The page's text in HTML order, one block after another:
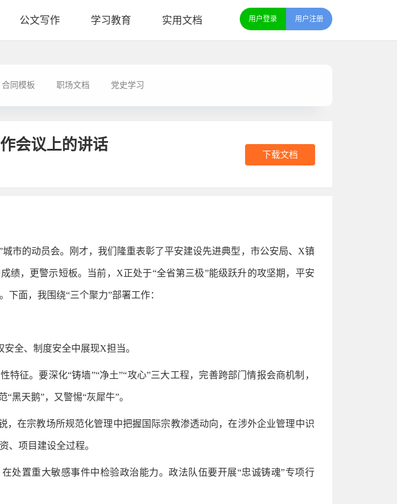
公文写作 学习教育 实用文档 用户登录 用户注册
合同模板 职场文档 党史学习
会议上的讲话
下载文档
市的动员会。刚才，我们隆重表彰了平安建设先进典型，市公安局、X镇
绩，更警示短板。当前，X正处于“全省第三极”能级跃升的攻坚期，平安
面，我围绕“三个聚力”部署工作：
全、制度安全中展现X担当。
征。要深化“铸墙”“净土”“攻心”三大工程，完善跨部门情报会商机制，
黑天鹅”，又警惕“灰犀牛”。
，在宗教场所规范化管理中把握国际宗教渗透动向，在涉外企业管理中识
、项目建设全过程。
处置重大敏感事件中检验政治能力。政法队伍要开展“忠诚铸魂”专项行